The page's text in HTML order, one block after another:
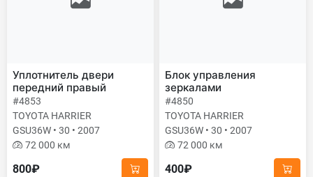
Уплотнитель двери
передний правый
#4853
TOYOTA HARRIER
GSU36W • 30 • 2007
72 000 км
800₽
Блок управления
зеркалами
#4850
TOYOTA HARRIER
GSU36W • 30 • 2007
72 000 км
400₽